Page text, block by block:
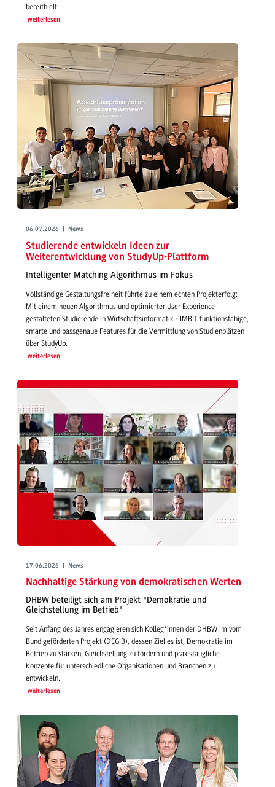
bereithielt.
weiterlesen
06.07.2026 | News
Studierende entwickeln Ideen zur
Weiterentwicklung von StudyUp-Plattform
Intelligenter Matching-Algorithmus im Fokus
Vollständige Gestaltungsfreiheit führte zu einem echten Projekterfolg:
Mit einem neuen Algorithmus und optimierter User Experience
gestalteten Studierende in Wirtschaftsinformatik - IMBIT funktionsfähige,
smarte und passgenaue Features für die Vermittlung von Studienplätzen
über StudyUp.
weiterlesen
17.06.2026 | News
Nachhaltige Stärkung von demokratischen Werten
DHBW beteiligt sich am Projekt "Demokratie und
Gleichstellung im Betrieb"
Seit Anfang des Jahres engagieren sich Kolleg*innen der DHBW im vom
Bund geförderten Projekt (DEGIB), dessen Ziel es ist, Demokratie im
Betrieb zu stärken, Gleichstellung zu fördern und praxistaugliche
Konzepte für unterschiedliche Organisationen und Branchen zu
entwickeln.
weiterlesen